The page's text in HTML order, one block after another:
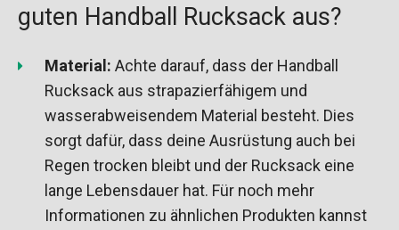
guten Handball Rucksack aus?
Material: Achte darauf, dass der Handball
Rucksack aus strapazierfähigem und
wasserabweisendem Material besteht. Dies
sorgt dafür, dass deine Ausrüstung auch bei
Regen trocken bleibt und der Rucksack eine
lange Lebensdauer hat. Für noch mehr
Informationen zu ähnlichen Produkten kannst